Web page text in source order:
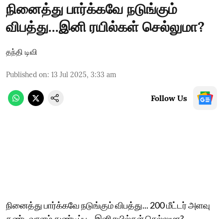
நினைத்து பார்க்கவே நடுங்கும்
விபத்து...இனி ரயில்கள் செல்லுமா?
தந்தி டிவி
Published on: 13 Jul 2025, 3:33 am
Follow Us
நினைத்து பார்க்கவே நடுங்கும் விபத்து... 200 மீட்டர் அளவு